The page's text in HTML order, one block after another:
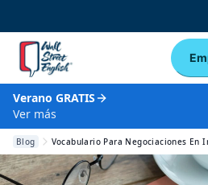
Verano GRATIS
Ver más
Blog Vocabulario Para Negociaciones En